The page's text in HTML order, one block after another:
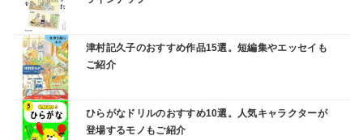
津村記久子のおすすめ作品15選。短編集やエッセイも
ご紹介
ひらがなドリルのおすすめ10選。人気キャラクターが
登場するモノもご紹介